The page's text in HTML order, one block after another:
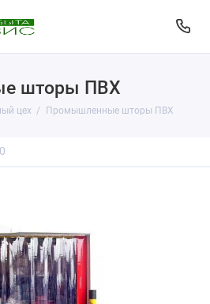
шторы ПВХ
цех Промышленные шторы ПВХ
0